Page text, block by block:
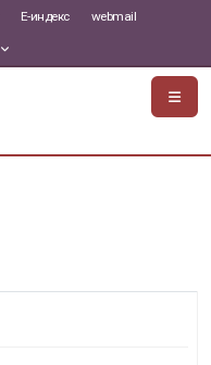
Е-индекс webmail